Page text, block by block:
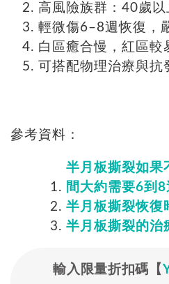
高風險族群：40歲
輕微傷6–8週恢復，
白區癒合慢，紅區較
可搭配物理治療與抗
參考資料：
半月板撕裂如果
間大約需要6到 8
半月板撕裂恢復
半月板撕裂的治
輸入限量折扣碼【